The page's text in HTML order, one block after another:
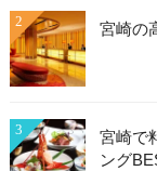
2 宮崎の
3
宮崎で
ング